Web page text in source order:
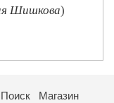
Шишкова)
Поиск
Магазин